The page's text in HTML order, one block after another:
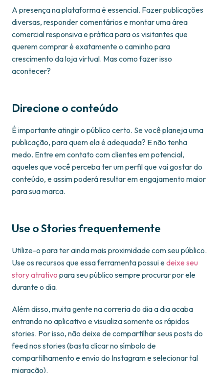
A presença na plataforma é essencial. Fazer publicações
diversas, responder comentários e montar uma área
comercial responsiva e prática para os visitantes que
querem comprar é exatamente o caminho para
crescimento da loja virtual. Mas como fazer isso
acontecer?
Direcione o conteúdo
É importante atingir o público certo. Se você planeja uma
publicação, para quem ela é adequada? E não tenha
medo. Entre em contato com clientes em potencial,
aqueles que você perceba ter um perfil que vai gostar do
conteúdo, e assim poderá resultar em engajamento maior
para sua marca.
Use o Stories frequentemente
Utilize-o para ter ainda mais proximidade com seu público.
Use os recursos que essa ferramenta possui edeixe seu
story atrativo para seu público sempre procurar por ele
durante o dia.
Além disso, muita gente na correria do dia a dia acaba
entrando no aplicativo e visualiza somente os rápidos
stories. Por isso, não deixe de compartilhar seus posts do
feed nos stories (basta clicar no símbolo de
compartilhamento e envio do Instagram e selecionar tal
migração).